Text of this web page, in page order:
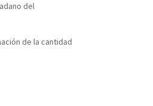
del
de la cantidad